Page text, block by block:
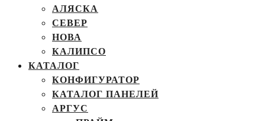
АЛЯСКА
СЕВЕР
НОВА
КАЛИПСО
КАТАЛОГ
КОНФИГУРАТОР
КАТАЛОГ ПАНЕЛЕЙ
АРГУС